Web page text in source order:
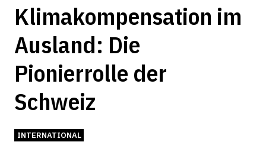
Klimakompensation im
Ausland: Die
Pionierrolle der
Schweiz
INTERNATIONAL